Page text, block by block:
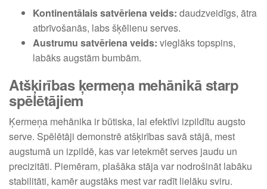
Kontinentālais satvēriena veids: daudzveidīgs, ātra
atbrīvošanās, labs šķēlienu serves.
Austrumu satvēriena veids: vieglāks topspins,
labāks augstām bumbām.
Atšķirības ķermeņa mehānikā starp
spēlētājiem
Ķermeņa mehānika ir būtiska, lai efektīvi izpildītu augsto
serve. Spēlētāji demonstrē atšķirības savā stājā, mest
augstumā un izpildē, kas var ietekmēt serves jaudu un
precizitāti. Piemēram, plašāka stāja var nodrošināt labāku
stabilitāti, kamēr augstāks mest var radīt lielāku sviru.